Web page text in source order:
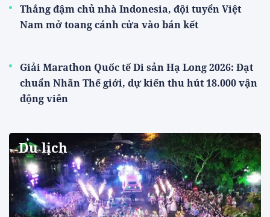
Thắng đậm chủ nhà Indonesia, đội tuyển Việt
Nam mở toang cánh cửa vào bán kết
Giải Marathon Quốc tế Di sản Hạ Long 2026: Đạt
chuẩn Nhãn Thế giới, dự kiến thu hút 18.000 vận
động viên
Du lịch